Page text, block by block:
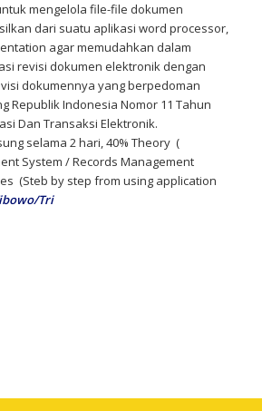
mengelola file-file dokumen
dari suatu aplikasi word processor,
agar memudahkan dalam
revisi dokumen elektronik dengan
dokumennya yang berpedoman
Republik Indonesia Nomor 11 Tahun
Dan Transaksi Elektronik.
selama 2 hari, 40% Theory (
System / Records Management
(Steb by step from using application
Tri